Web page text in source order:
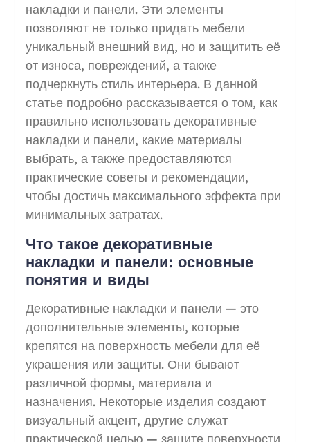
накладки и панели. Эти элементы
позволяют не только придать мебели
уникальный внешний вид, но и защитить её
от износа, повреждений, а также
подчеркнуть стиль интерьера. В данной
статье подробно рассказывается о том, как
правильно использовать декоративные
накладки и панели, какие материалы
выбрать, а также предоставляются
практические советы и рекомендации,
чтобы достичь максимального эффекта при
минимальных затратах.
Что такое декоративные
накладки и панели: основные
понятия и виды
Декоративные накладки и панели — это
дополнительные элементы, которые
крепятся на поверхность мебели для её
украшения или защиты. Они бывают
различной формы, материала и
назначения. Некоторые изделия создают
визуальный акцент, другие служат